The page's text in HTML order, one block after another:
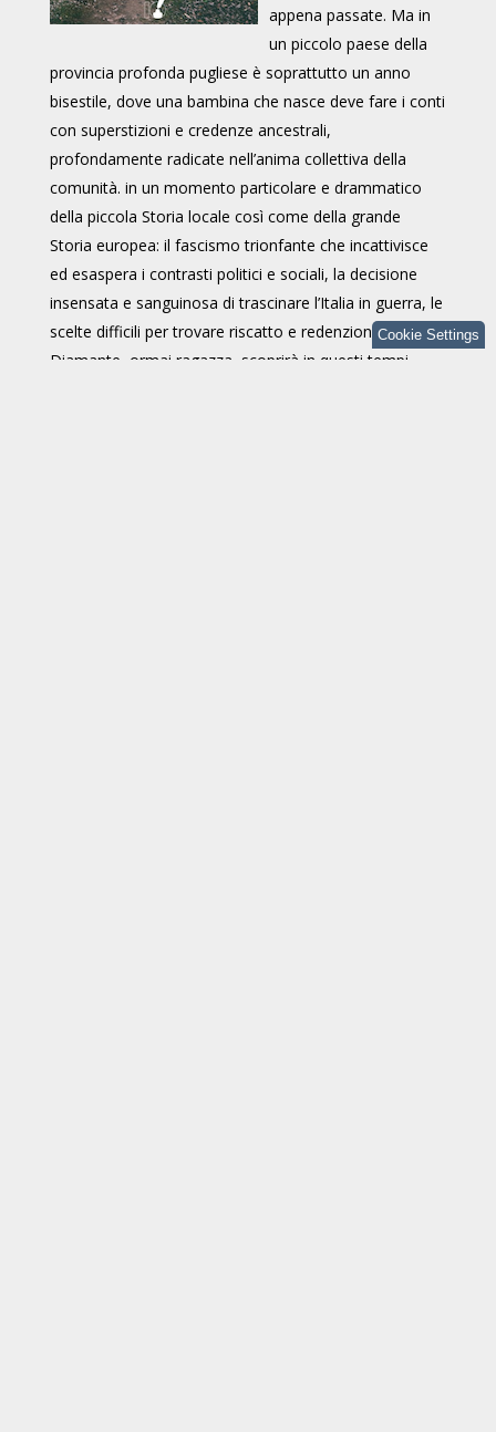
appena passate. Ma in
un piccolo paese della
provincia profonda pugliese è soprattutto un anno
bisestile, dove una bambina che nasce deve fare i conti
con superstizioni e credenze ancestrali,
profondamente radicate nell’anima collettiva della
comunità. in un momento particolare e drammatico
della piccola Storia locale così come della grande
Storia europea: il fascismo trionfante che incattivisce
ed esaspera i contrasti politici e sociali, la decisione
insensata e sanguinosa di trascinare l’Italia in guerra, le
scelte difficili per trovare riscatto e redenzione.
Diamante, ormai ragazza, scoprirà in questi tempi
Cookie Settings